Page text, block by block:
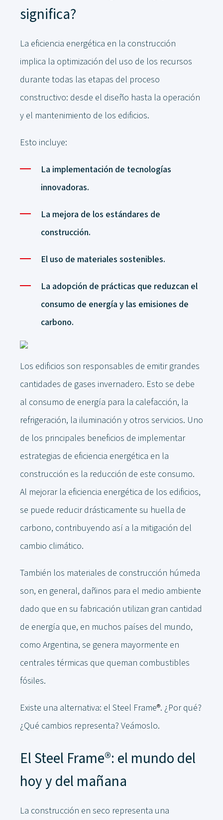
significa?
La eficiencia energética en la construcción
implica la optimización del uso de los recursos
durante todas las etapas del proceso
constructivo: desde el diseño hasta la operación
y el mantenimiento de los edificios.
Esto incluye:
La implementación de tecnologías
innovadoras.
La mejora de los estándares de
construcción.
El uso de materiales sostenibles.
La adopción de prácticas que reduzcan el
consumo de energía y las emisiones de
carbono.
Los edificios son responsables de emitir grandes
cantidades de gases invernadero. Esto se debe
al consumo de energía para la calefacción, la
refrigeración, la iluminación y otros servicios. Uno
de los principales beneficios de implementar
estrategias de eficiencia energética en la
construcción es la reducción de este consumo.
Al mejorar la eficiencia energética de los edificios,
se puede reducir drásticamente su huella de
carbono, contribuyendo así a la mitigación del
cambio climático.
También los materiales de construcción húmeda
son, en general, dañinos para el medio ambiente
dado que en su fabricación utilizan gran cantidad
de energía que, en muchos países del mundo,
como Argentina, se genera mayormente en
centrales térmicas que queman combustibles
fósiles.
Existe una alternativa: el Steel Frame®. ¿Por qué?
¿Qué cambios representa? Veámoslo.
El Steel Frame®: el mundo del
hoy y del mañana
La construcción en seco representa una